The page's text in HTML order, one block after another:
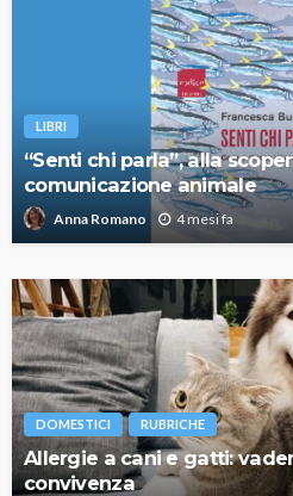
LIBRI
“Senti chi parla”, alla
comunicazione animale
Anna Romano 4 mesi fa
DOMESTICI RUBRICHE
Allergie a cani e gatti:
convivenza